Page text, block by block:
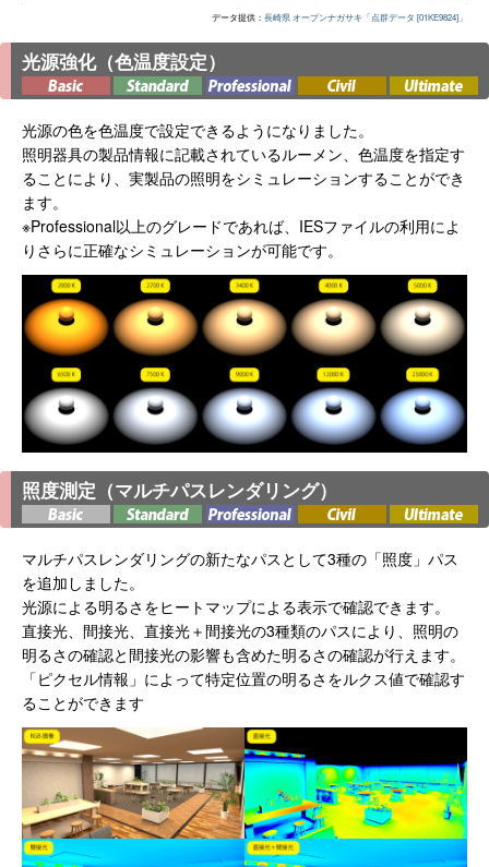
データ提供： 長崎県 オープンナガサキ「点群データ [01KE9824]」
光源強化（色温度設定）
光源の色を色温度で設定できるようになりました。
照明器具の製品情報に記載されているルーメン、色温度を指定す
ることにより、実製品の照明をシミュレーションすることができ
ます。
※Professional以上のグレードであれば、IESファイルの利用によ
りさらに正確なシミュレーションが可能です。
照度測定（マルチパスレンダリング）
マルチパスレンダリングの新たなパスとして3種の「照度」パス
を追加しました。
光源による明るさをヒートマップによる表示で確認できます。
直接光、間接光、直接光＋間接光の3種類のパスにより、照明の
明るさの確認と間接光の影響も含めた明るさの確認が行えます。
「ピクセル情報」によって特定位置の明るさをルクス値で確認す
ることができます